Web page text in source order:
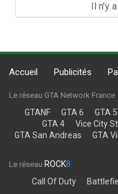
Il
Accueil Publicités
Le réseau GTA Network France
GTANF GTA 6 GTA 5
GTA 4
Vice City
GTA San Andreas
GTA
Le réseau ROCK8
Call Of Duty